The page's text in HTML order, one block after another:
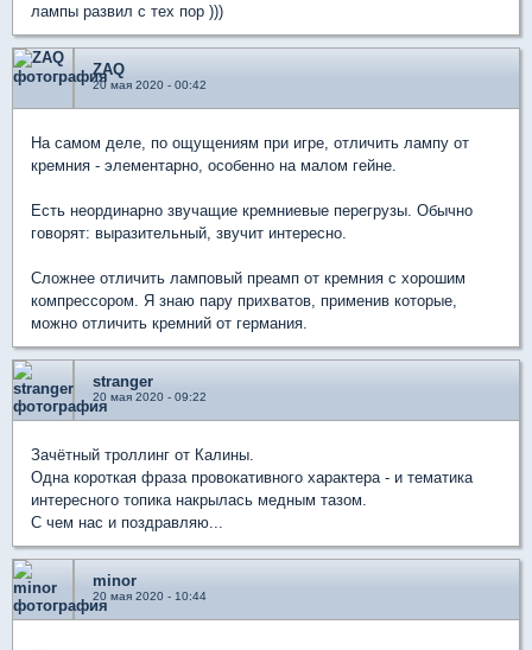
лампы развил с тех пор )))
ZAQ
20 мая 2020 - 00:42
На самом деле, по ощущениям при игре, отличить лампу от
кремния - элементарно, особенно на малом гейне.
Есть неординарно звучащие кремниевые перегрузы. Обычно
говорят: выразительный, звучит интересно.
Сложнее отличить ламповый преамп от кремния с хорошим
компрессором. Я знаю пару прихватов, применив которые,
можно отличить кремний от германия.
stranger
20 мая 2020 - 09:22
Зачётный троллинг от Калины.
Одна короткая фраза провокативного характера - и тематика
интересного топика накрылась медным тазом.
С чем нас и поздравляю...
minor
20 мая 2020 - 10:44